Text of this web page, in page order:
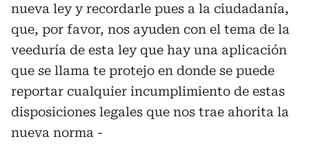
nueva ley y recordarle pues a la ciudadanía,
que, por favor, nos ayuden con el tema de la
veeduría de esta ley que hay una aplicación
que se llama te protejo en donde se puede
reportar cualquier incumplimiento de estas
disposiciones legales que nos trae ahorita la
nueva norma -